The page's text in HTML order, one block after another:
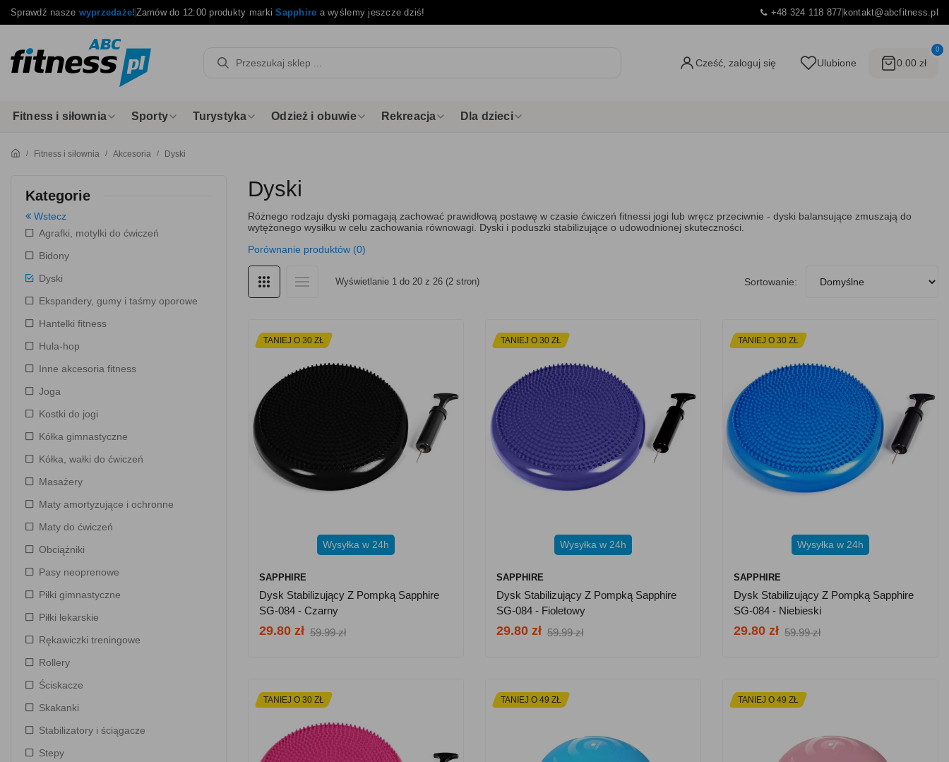
Sprawdź nasze wyprzedaże!Zamów do 12:00 produkty markiSapphire a wyślemy jeszcze dziś! +48 324 118 877kontakt@abcfitness.pl
Cześć, zaloguj się Ulubione
0
0.00 zł
Fitness i siłownia Sporty Turystyka Odzież i obuwie Rekreacja Dla dzieci
Fitness i siłownia Akcesoria Dyski
Kategorie
Wstecz
Agrafki, motylki do ćwiczeń
Bidony
Dyski
Ekspandery, gumy i taśmy oporowe
Hantelki fitness
Hula-hop
Inne akcesoria fitness
Joga
Kostki do jogi
Kółka gimnastyczne
Kółka, wałki do ćwiczeń
Masażery
Maty amortyzujące i ochronne
Maty do ćwiczeń
Obciążniki
Pasy neoprenowe
Piłki gimnastyczne
Piłki lekarskie
Rękawiczki treningowe
Rollery
Ściskacze
Skakanki
Stabilizatory i ściągacze
Stepy
Dyski
Różnego rodzaju dyski pomagają zachować prawidłową postawę w czasie ćwiczeń fitnessi jogi lub wręcz przeciwnie - dyski balansujące zmuszają do
wytężonego wysiłku w celu zachowania równowagi. Dyski i poduszki stabilizujące o udowodnionej skuteczności.
Porównanie produktów (0)
Wyświetlanie 1 do 20 z 26 (2 stron) Sortowanie:
TANIEJ O 30 ZŁ
Wysyłka w 24h
SAPPHIRE
Dysk Stabilizujący Z Pompką Sapphire
SG-084 - Czarny
29.80 zł 59.99 zł
TANIEJ O 30 ZŁ
Wysyłka w 24h
SAPPHIRE
Dysk Stabilizujący Z Pompką Sapphire
SG-084 - Fioletowy
29.80 zł 59.99 zł
TANIEJ O 30 ZŁ
Wysyłka w 24h
SAPPHIRE
Dysk Stabilizujący Z Pompką Sapphire
SG-084 - Niebieski
29.80 zł 59.99 zł
TANIEJ O 30 ZŁ TANIEJ O 49 ZŁ TANIEJ O 49 ZŁ